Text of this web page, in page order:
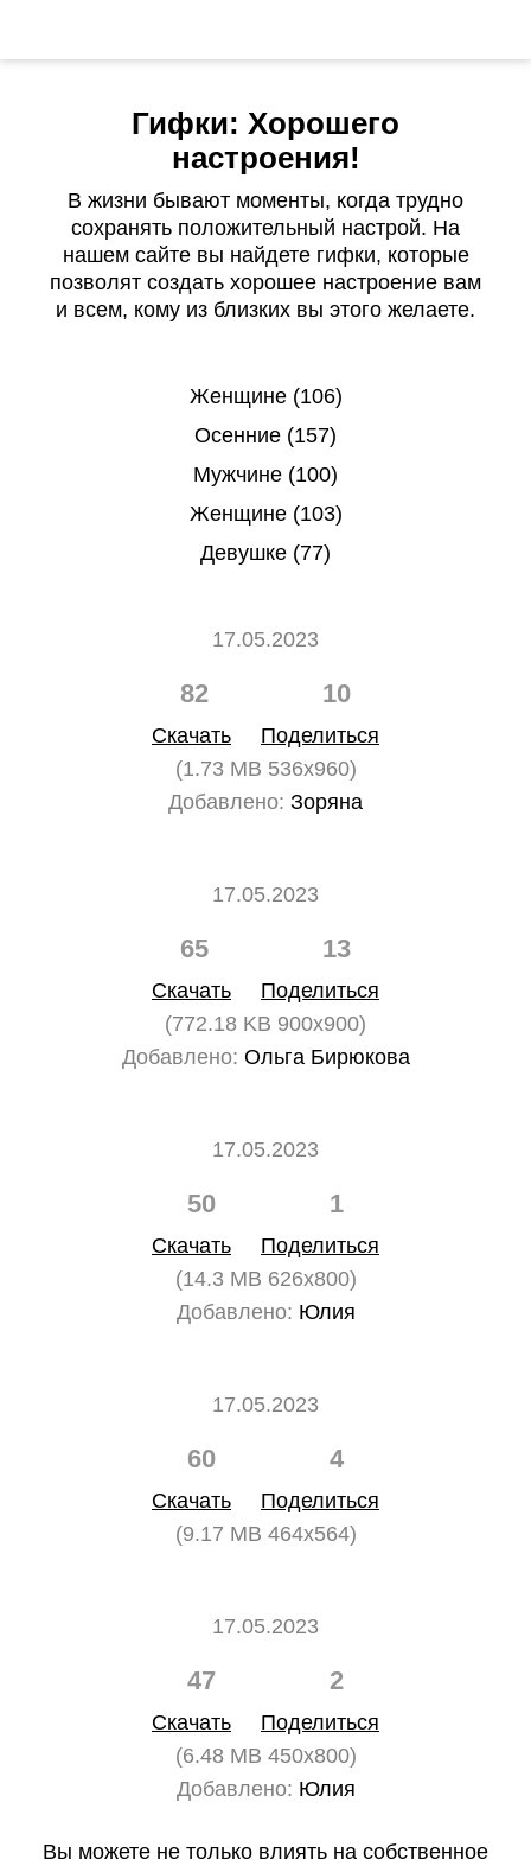
Гифки: Хорошего
настроения!
В жизни бывают моменты, когда трудно
сохранять положительный настрой. На
нашем сайте вы найдете гифки, которые
позволят создать хорошее настроение вам
и всем, кому из близких вы этого желаете.
Женщине (106)
Осенние (157)
Мужчине (100)
Женщине (103)
Девушке (77)
17.05.2023
82 10
Скачать
Поделиться
(1.73 MB 536x960)
Добавлено: Зоряна
17.05.2023
65 13
Скачать
Поделиться
(772.18 KB 900x900)
Добавлено: Ольга Бирюкова
17.05.2023
50 1
Скачать
Поделиться
(14.3 MB 626x800)
Добавлено: Юлия
17.05.2023
60 4
Скачать
Поделиться
(9.17 MB 464x564)
17.05.2023
47 2
Скачать
Поделиться
(6.48 MB 450x800)
Добавлено: Юлия
Вы можете не только влиять на собственное